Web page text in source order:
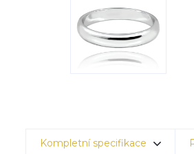
Kompletní specifikace